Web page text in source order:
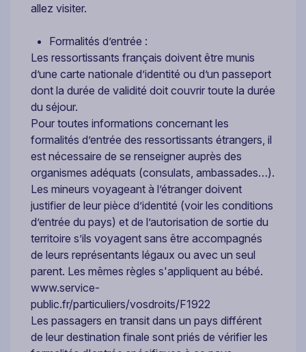
allez visiter.
Formalités d’entrée :
Les ressortissants français doivent être munis
d’une carte nationale d’identité ou d’un passeport
dont la durée de validité doit couvrir toute la durée
du séjour.
Pour toutes informations concernant les
formalités d’entrée des ressortissants étrangers, il
est nécessaire de se renseigner auprès des
organismes adéquats (consulats, ambassades…).
Les mineurs voyageant à l’étranger doivent
justifier de leur pièce d’identité (voir les conditions
d’entrée du pays) et de l’autorisation de sortie du
territoire s’ils voyagent sans être accompagnés
de leurs représentants légaux ou avec un seul
parent. Les mêmes règles s'appliquent au bébé.
www.service-
public.fr/particuliers/vosdroits/F1922
Les passagers en transit dans un pays différent
de leur destination finale sont priés de vérifier les